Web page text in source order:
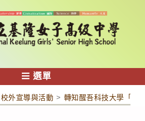
選單
校外宣導與活動 > 轉知醒吾科技大學「醒